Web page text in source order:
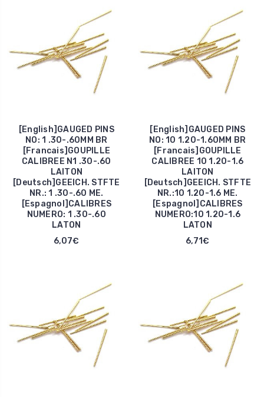
[English]GAUGED PINS
NO: 1 .30-.60MM BR
[Francais]GOUPILLE
CALIBREE N1 .30-.60
LAITON
[Deutsch]GEEICH. STFTE
NR.: 1 .30-.60 ME.
[Espagnol]CALIBRES
NUMERO: 1 .30-.60
LATON
6,07€
[English]GAUGED PINS
NO: 10 1.20-1.60MM BR
[Francais]GOUPILLE
CALIBREE 10 1.20-1.6
LAITON
[Deutsch]GEEICH. STFTE
NR.:10 1.20-1.6 ME.
[Espagnol]CALIBRES
NUMERO:10 1.20-1.6
LATON
6,71€